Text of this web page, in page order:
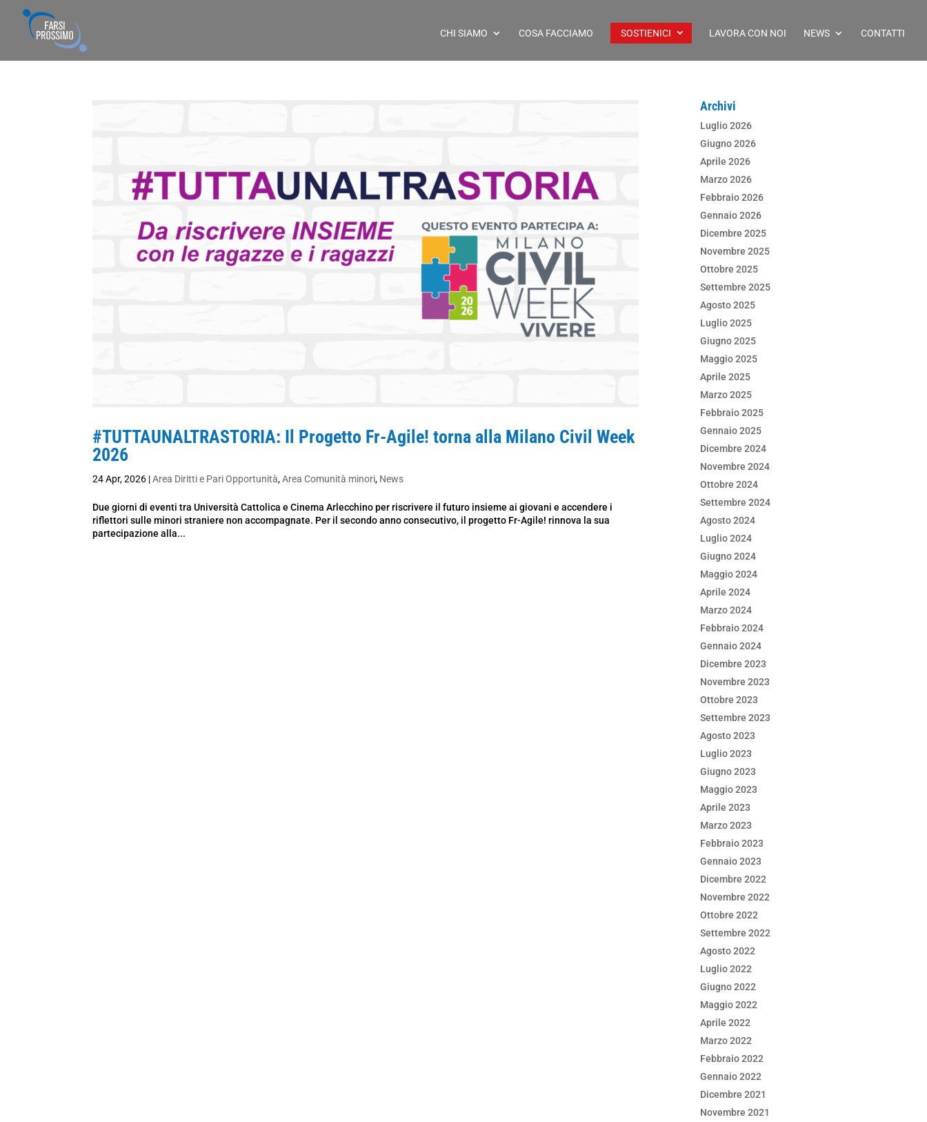
CHI SIAMO COSA FACCIAMO SOSTIENICI LAVORA CON NOI NEWS CONTATTI
#TUTTAUNALTRASTORIA: Il Progetto Fr-Agile! torna alla Milano Civil Week
2026
24 Apr, 2026 |Area Diritti e Pari Opportunità,Area Comunità minori, News
Due giorni di eventi tra Università Cattolica e Cinema Arlecchino per riscrivere il futuro insieme ai giovani e accendere i
riflettori sulle minori straniere non accompagnate. Per il secondo anno consecutivo, il progetto Fr-Agile! rinnova la sua
partecipazione alla...
Archivi
Luglio 2026
Giugno 2026
Aprile 2026
Marzo 2026
Febbraio 2026
Gennaio 2026
Dicembre 2025
Novembre 2025
Ottobre 2025
Settembre 2025
Agosto 2025
Luglio 2025
Giugno 2025
Maggio 2025
Aprile 2025
Marzo 2025
Febbraio 2025
Gennaio 2025
Dicembre 2024
Novembre 2024
Ottobre 2024
Settembre 2024
Agosto 2024
Luglio 2024
Giugno 2024
Maggio 2024
Aprile 2024
Marzo 2024
Febbraio 2024
Gennaio 2024
Dicembre 2023
Novembre 2023
Ottobre 2023
Settembre 2023
Agosto 2023
Luglio 2023
Giugno 2023
Maggio 2023
Aprile 2023
Marzo 2023
Febbraio 2023
Gennaio 2023
Dicembre 2022
Novembre 2022
Ottobre 2022
Settembre 2022
Agosto 2022
Luglio 2022
Giugno 2022
Maggio 2022
Aprile 2022
Marzo 2022
Febbraio 2022
Gennaio 2022
Dicembre 2021
Novembre 2021